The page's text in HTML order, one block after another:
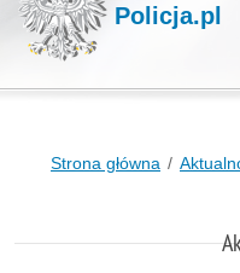
Policja.pl
Strona główna